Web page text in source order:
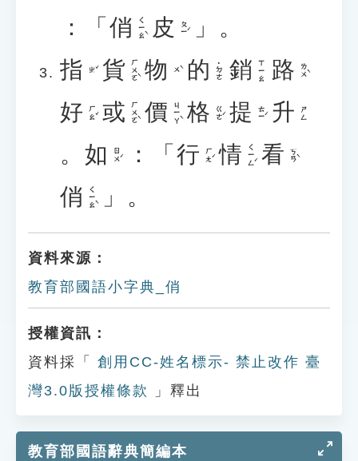
：「 俏 ㄑㄧㄠˋ 皮 ㄆㄧˊ
」。
指
ㄓˇ 貨 ㄏㄨㄛˋ 物 ㄨˋ 的 ˙ㄉㄜ 銷 ㄒㄧㄠ 路 ㄌㄨˋ
好 ㄏㄠˇ 或 ㄏㄨㄛˋ 價 ㄐㄧㄚˋ 格 ㄍㄜˊ 提 ㄊㄧˊ 升 ㄕㄥ
。 如 ㄖㄨˊ ：「 行 ㄏㄤˊ 情 ㄑㄧㄥˊ 看 ㄎㄢˋ
俏 ㄑㄧㄠˋ 」。
資料來源：
教育部國語小字典_俏
授權資訊：
資料採「
創用CC-姓名標示- 禁止改作 臺
灣3.0版授權條款
」釋出
教育部國語辭典簡編本